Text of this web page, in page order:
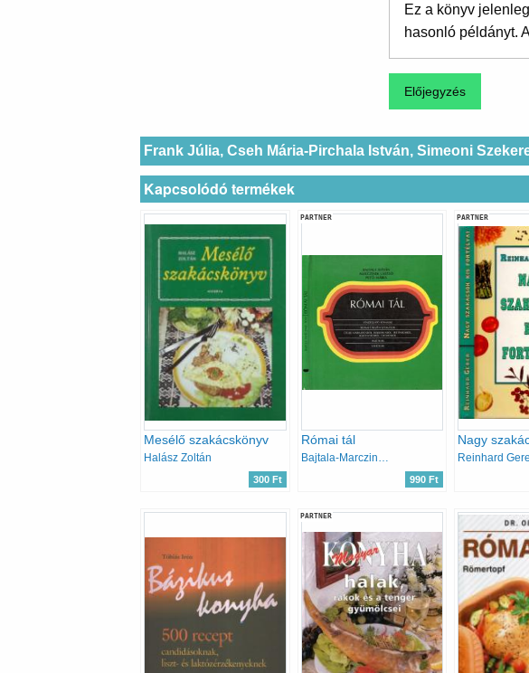
Ez a könyv
hasonló példányt.
Frank Júlia, Cseh Mária-Pirchala István, Simeoni
Kapcsolódó termékek
Mesélő szakácskönyv
Halász Zoltán
300 Ft
PARTNER
Római tál
Bajtala-Marczinek-Pető
990 Ft
PARTNER
Reinhard
PARTNER